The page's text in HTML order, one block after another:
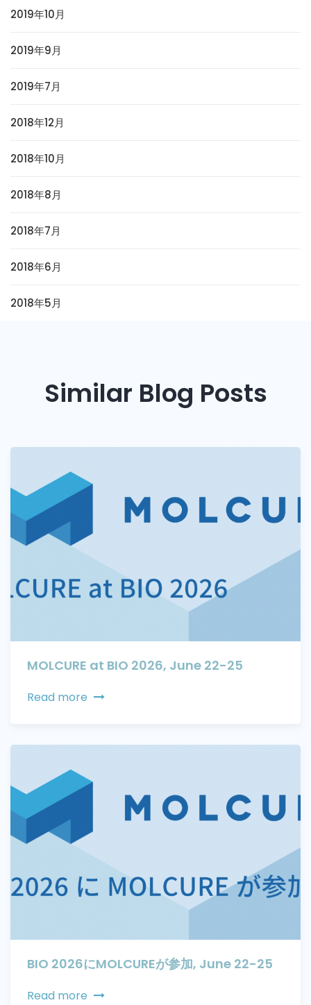
2019年10月
2019年9月
2019年7月
2018年12月
2018年10月
2018年8月
2018年7月
2018年6月
2018年5月
Similar Blog Posts
MOLCURE at BIO 2026, June 22-25
Read more
BIO 2026にMOLCUREが参加, June 22-25
Read more